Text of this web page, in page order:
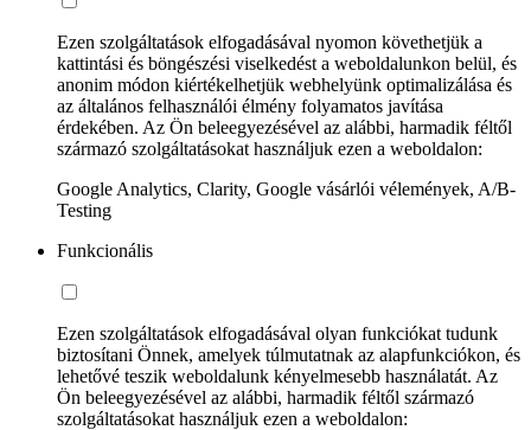
Ezen szolgáltatások elfogadásával nyomon követhetjük a
kattintási és böngészési viselkedést a weboldalunkon belül, és
anonim módon kiértékelhetjük webhelyünk optimalizálása és
az általános felhasználói élmény folyamatos javítása
érdekében. Az Ön beleegyezésével az alábbi, harmadik féltől
származó szolgáltatásokat használjuk ezen a weboldalon:
Google Analytics, Clarity, Google vásárlói vélemények, A/B-
Testing
Funkcionális
Ezen szolgáltatások elfogadásával olyan funkciókat tudunk
biztosítani Önnek, amelyek túlmutatnak az alapfunkciókon, és
lehetővé teszik weboldalunk kényelmesebb használatát. Az
Ön beleegyezésével az alábbi, harmadik féltől származó
szolgáltatásokat használjuk ezen a weboldalon: